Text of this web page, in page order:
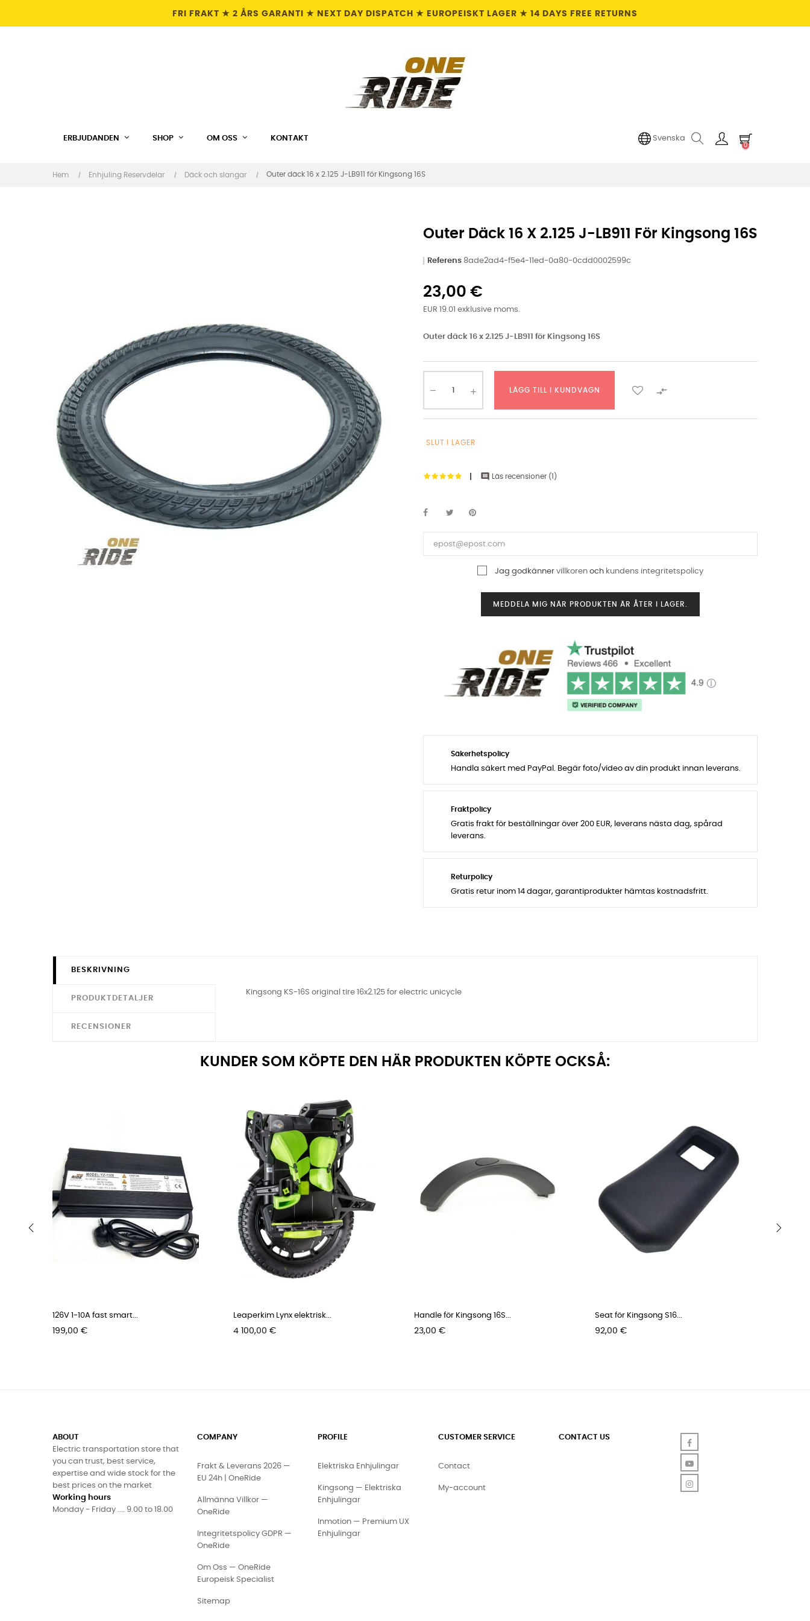
FRI FRAKT ★ 2 ÅRS GARANTI ★ NEXT DAY DISPATCH ★ EUROPEISKT LAGER ★ 14 DAYS FREE RETURNS
ERBJUDANDEN SHOP OM OSS KONTAKT Svenska
0
Hem Enhjuling Reservdelar Däck och slangar Outer däck 16 x 2.125 J-LB911 för Kingsong 16S
Outer Däck 16 X 2.125 J-LB911 För Kingsong 16S
Referens 8ade2ad4-f5e4-11ed-0a80-0cdd0002599c
23,00 €
EUR 19.01 exklusive moms.
Outer däck 16 x 2.125 J-LB911 för Kingsong 16S
LÄGG TILL I KUNDVAGN 
SLUT I LAGER
 Läs recensioner (1 )
Jag godkänner villkoren och kundens integritetspolicy
MEDDELA MIG NÄR PRODUKTEN ÄR ÅTER I LAGER.
Säkerhetspolicy
Handla säkert med PayPal. Begär foto/video av din produkt innan leverans.
Fraktpolicy
Gratis frakt för beställningar över 200 EUR, leverans nästa dag, spårad
leverans.
Returpolicy
Gratis retur inom 14 dagar, garantiprodukter hämtas kostnadsfritt.
BESKRIVNING
PRODUKTDETALJER
RECENSIONER
Kingsong KS-16S original tire 16x2.125 for electric unicycle
KUNDER SOM KÖPTE DEN HÄR PRODUKTEN KÖPTE OCKSÅ:
126V 1-10A fast smart...
Pris
199,00 €
Leaperkim Lynx elektrisk...
Pris
4 100,00 €
Handle för Kingsong 16S...
Pris
23,00 €
Seat för Kingsong S16...
Pris
92,00 €
ABOUT
Electric transportation store that
you can trust, best service,
expertise and wide stock for the
best prices on the market
Working hours
Monday - Friday .... 9.00 to 18.00
COMPANY
Frakt & Leverans 2026 —
EU 24h | OneRide
Allmänna Villkor —
OneRide
Integritetspolicy GDPR —
OneRide
Om Oss — OneRide
Europeisk Specialist
Sitemap
PROFILE
Elektriska Enhjulingar
Kingsong — Elektriska
Enhjulingar
Inmotion — Premium UX
Enhjulingar
CUSTOMER SERVICE
Contact
My-account
CONTACT US